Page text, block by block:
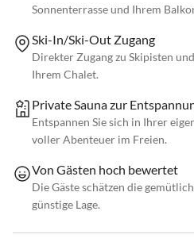
Sonnenterrasse und Ihrem
Ski-In/Ski-Out Zugang
Direkter Zugang zu Skipisten
Ihrem Chalet.
Private Sauna zur
Entspannen Sie sich in Ihrer
voller Abenteuer im Freien.
Von Gästen hoch bewertet
Die Gäste schätzen die
günstige Lage.